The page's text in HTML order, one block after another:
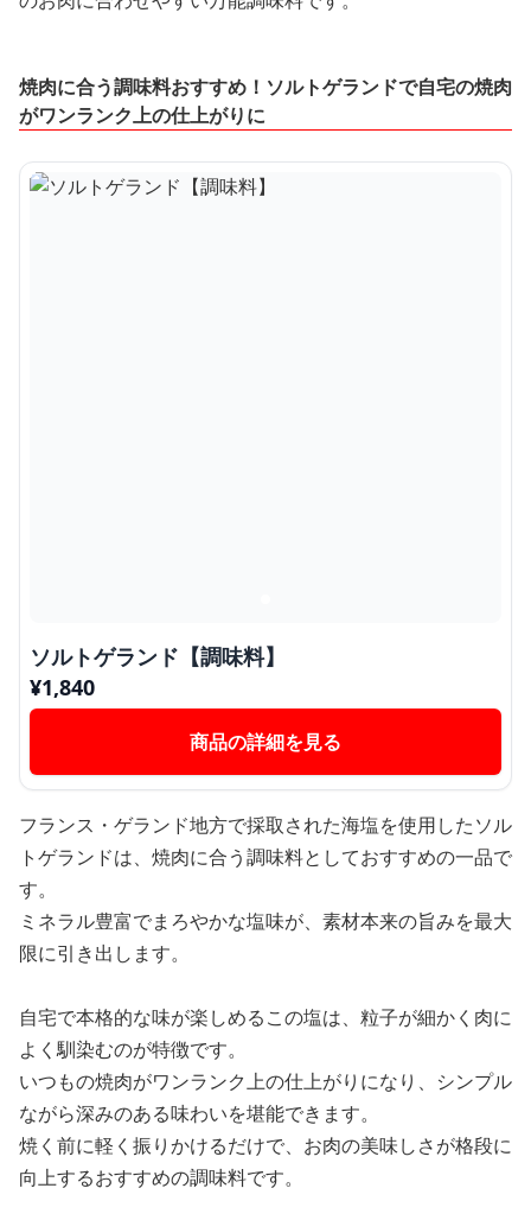
焼肉に合う調味料おすすめ！ソルトゲランドで自宅の焼肉
がワンランク上の仕上がりに
ソルトゲランド【調味料】
¥1,840
商品の詳細を見る
フランス・ゲランド地方で採取された海塩を使用したソル
トゲランドは、焼肉に合う調味料としておすすめの一品で
す。
ミネラル豊富でまろやかな塩味が、素材本来の旨みを最大
限に引き出します。
自宅で本格的な味が楽しめるこの塩は、粒子が細かく肉に
よく馴染むのが特徴です。
いつもの焼肉がワンランク上の仕上がりになり、シンプル
ながら深みのある味わいを堪能できます。
焼く前に軽く振りかけるだけで、お肉の美味しさが格段に
向上するおすすめの調味料です。